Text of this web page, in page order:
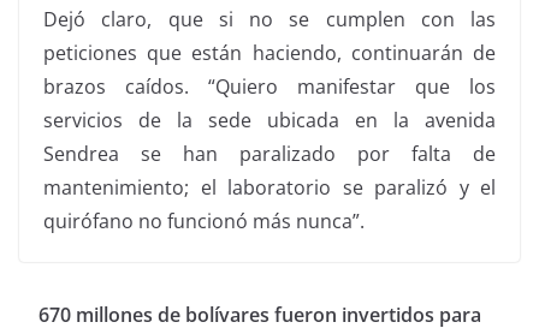
Dejó claro, que si no se cumplen con las
peticiones que están haciendo, continuarán de
brazos caídos. “Quiero manifestar que los
servicios de la sede ubicada en la avenida
Sendrea se han paralizado por falta de
mantenimiento; el laboratorio se paralizó y el
quirófano no funcionó más nunca”.
670 millones de bolívares fueron invertidos para